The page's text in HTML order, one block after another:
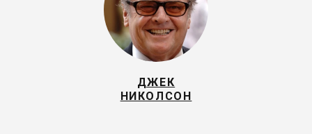
ДЖЕК
НИКОЛСОН